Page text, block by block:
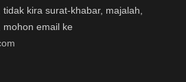
kira surat-khabar, majalah,
email ke